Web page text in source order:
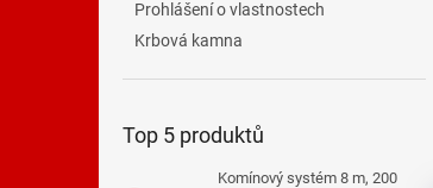
Prohlášení o vlastnostech
Krbová kamna
Top 5 produktů
Komínový systém 8 m, 200